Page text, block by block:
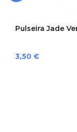
Pulseira Jade
Preço
3,50 €